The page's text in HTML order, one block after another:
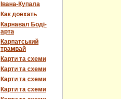
Івана-Купала
Как доехать
Карнавал Боді-
арта
Карпатський
трамвай
Карти та схеми
Карти та схеми
Карти та схеми
Карти та схеми